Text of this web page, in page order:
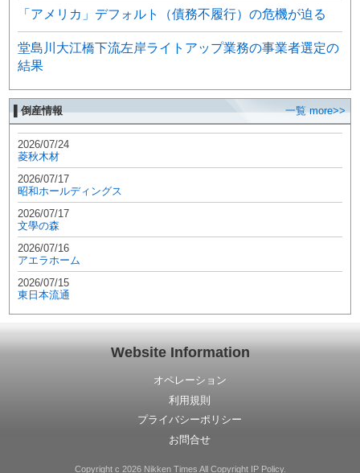
「アメリカ」デフォルト（債務不履行）の危機が迫る
堂島川大江橋下流左岸ライトアップ業務の事業者選定の
結果
▌倒産情報 一覧 more>>
2026/07/24
菱秋木材
2026/07/17
昭和ホールディングス
2026/07/17
文學の森
2026/07/16
アエラホーム
2026/07/15
東日本流通
Website Information
オペレーション
利用規則
プライバシーポリシー
お問合せ
Copyright c 2026 Nikken Times All Copyright IP Policy.